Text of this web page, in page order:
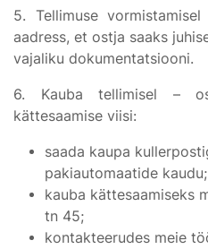
5. Tellimuse
aadress, et ostja saaks
vajaliku dokumentatsiooni.
6. Kauba tellimisel –
kättesaamise viisi:
saada kaupa
pakiautomaatide kaudu;
kauba kättesaamiseks
tn 45;
kontakteerudes meie